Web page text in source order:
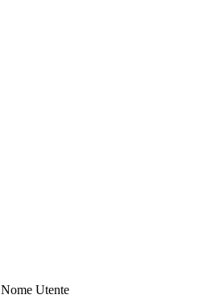
Nome Utente